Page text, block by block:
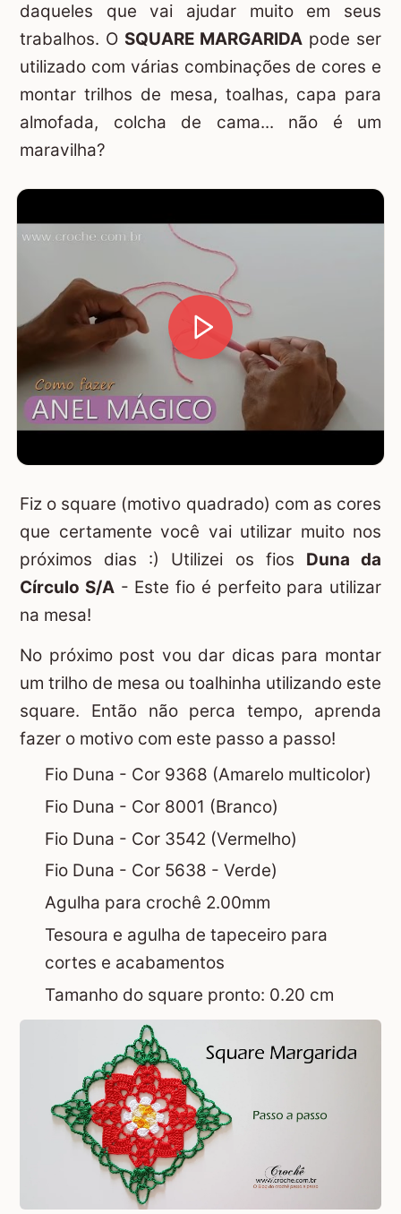
daqueles que vai ajudar muito em seus
trabalhos. O SQUARE MARGARIDA pode ser
utilizado com várias combinações de cores e
montar trilhos de mesa, toalhas, capa para
almofada, colcha de cama... não é um
maravilha?
Fiz o square (motivo quadrado) com as cores
que certamente você vai utilizar muito nos
próximos dias :) Utilizei os fios Duna da
Círculo S/A- Este fio é perfeito para utilizar
na mesa!
No próximo post vou dar dicas para montar
um trilho de mesa ou toalhinha utilizando este
square. Então não perca tempo, aprenda
fazer o motivo com este passo a passo!
Fio Duna - Cor 9368 (Amarelo multicolor)
Fio Duna - Cor 8001 (Branco)
Fio Duna - Cor 3542 (Vermelho)
Fio Duna - Cor 5638 - Verde)
Agulha para crochê 2.00mm
Tesoura e agulha de tapeceiro para
cortes e acabamentos
Tamanho do square pronto: 0.20 cm